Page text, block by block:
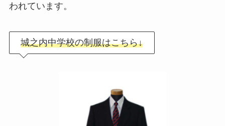
われています。
城之内中学校の制服はこちら↓